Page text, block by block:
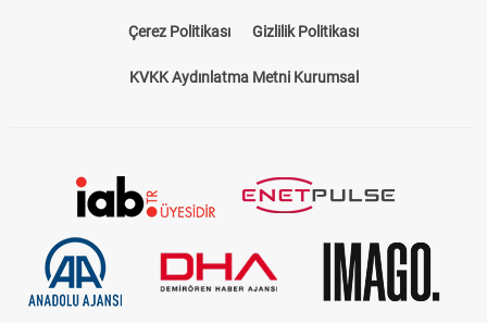
Çerez Politikası Gizlilik Politikası
KVKK Aydınlatma Metni Kurumsal